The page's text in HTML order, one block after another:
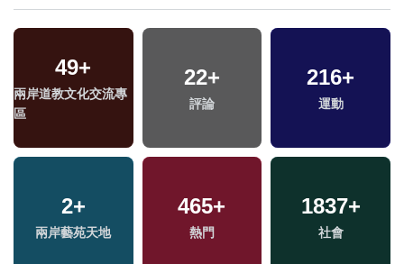
49+
兩岸道教文化交流專
區
22+
評論
216+
運動
2+
兩岸藝苑天地
465+
熱門
1837+
社會